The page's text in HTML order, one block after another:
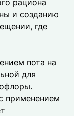
рациона
и созданию
где
пота на
для
применением